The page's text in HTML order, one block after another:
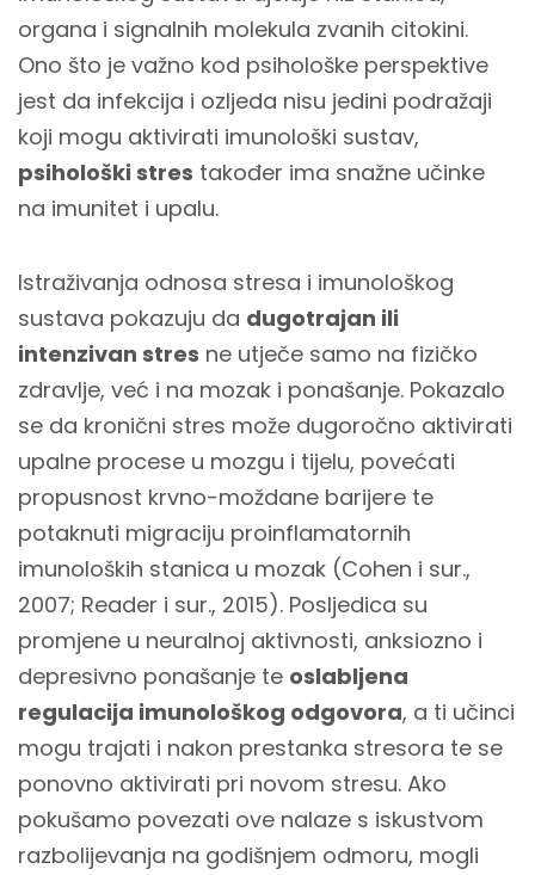
organa i signalnih molekula zvanih citokini.
Ono što je važno kod psihološke perspektive
jest da infekcija i ozljeda nisu jedini podražaji
koji mogu aktivirati imunološki sustav,
psihološki stres također ima snažne učinke
na imunitet i upalu.
Istraživanja odnosa stresa i imunološkog
sustava pokazuju da dugotrajan ili
intenzivan stres ne utječe samo na fizičko
zdravlje, već i na mozak i ponašanje. Pokazalo
se da kronični stres može dugoročno aktivirati
upalne procese u mozgu i tijelu, povećati
propusnost krvno-moždane barijere te
potaknuti migraciju proinflamatornih
imunoloških stanica u mozak (Cohen i sur.,
2007; Reader i sur., 2015). Posljedica su
promjene u neuralnoj aktivnosti, anksiozno i
depresivno ponašanje te oslabljena
regulacija imunološkog odgovora, a ti učinci
mogu trajati i nakon prestanka stresora te se
ponovno aktivirati pri novom stresu. Ako
pokušamo povezati ove nalaze s iskustvom
razbolijevanja na godišnjem odmoru, mogli